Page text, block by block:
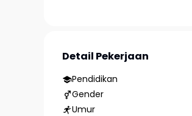
Detail Pekerjaan
Pendidikan
Gender
Umur